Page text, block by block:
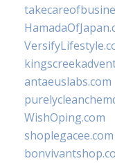
antaeuslabs.com
WishOping.com
shoplegacee.com